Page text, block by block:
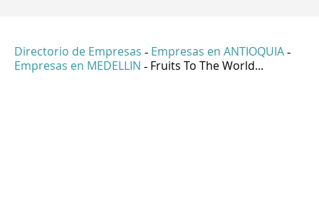
Directorio de Empresas - Empresas en ANTIOQUIA -
Empresas en MEDELLIN - Fruits To The World...